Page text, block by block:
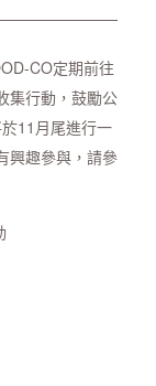
CO定期前往
集行動，鼓勵公
11月尾進行一
興趣參與，請參